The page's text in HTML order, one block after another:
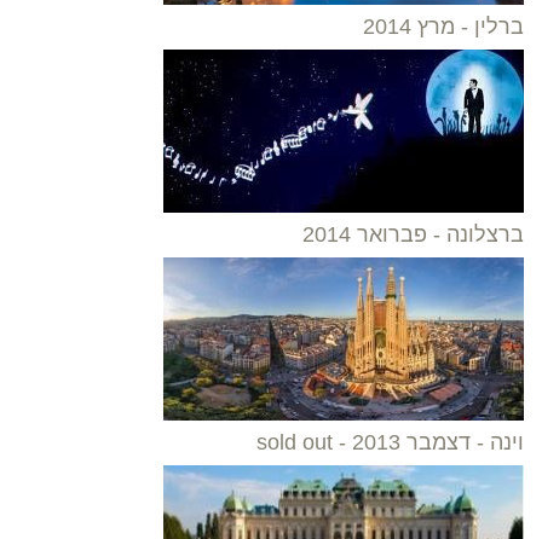
ברלין - מרץ 2014
ברצלונה - פברואר 2014
וינה - דצמבר 2013 - sold out